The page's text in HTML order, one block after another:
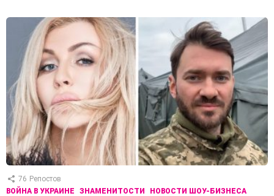
76 Репостов
ВОЙНА В УКРАИНЕ
ЗНАМЕНИТОСТИ НОВОСТИ ШОУ-БИЗНЕСА